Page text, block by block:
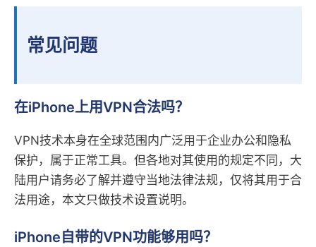
常见问题
在iPhone上用VPN合法吗？
VPN技术本身在全球范围内广泛用于企业办公和隐私
保护，属于正常工具。但各地对其使用的规定不同，大
陆用户请务必了解并遵守当地法律法规，仅将其用于合
法用途，本文只做技术设置说明。
iPhone自带的VPN功能够用吗？